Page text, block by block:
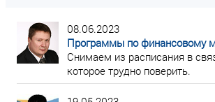
08.06.2023
Программы по финансовому
Снимаем из расписания в
которое трудно поверить.